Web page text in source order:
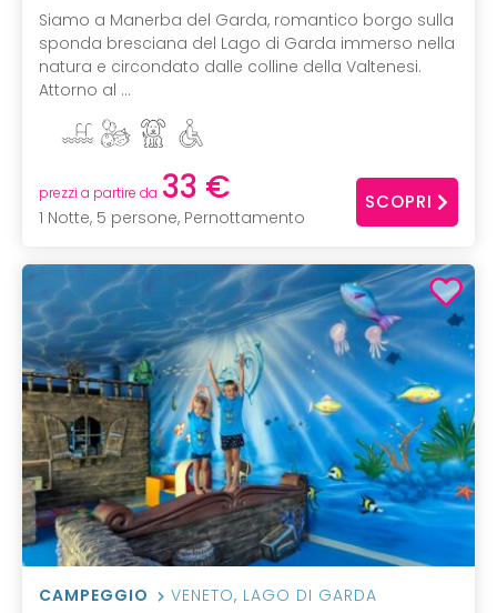
Siamo a Manerba del Garda, romantico borgo sulla
sponda bresciana del Lago di Garda immerso nella
natura e circondato dalle colline della Valtenesi.
Attorno al ...
prezzi a partire da 33 €
1 Notte, 5 persone, Pernottamento
SCOPRI
CAMPEGGIO VENETO, LAGO DI GARDA